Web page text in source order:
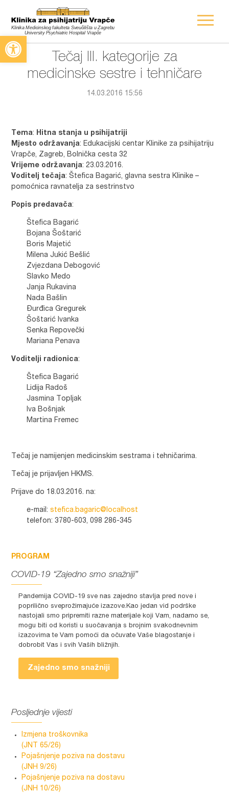
Open toolbar
Tečaj III. kategorije za
medicinske sestre i tehničare
14.03.2016 15:56
Tema: Hitna stanja u psihijatriji
Mjesto održavanja: Edukacijski centar Klinike za psihijatriju
Vrapče, Zagreb, Bolnička cesta 32
Vrijeme održavanja: 23.03.2016.
Voditelj tečaja: Štefica Bagarić, glavna sestra Klinike –
pomoćnica ravnatelja za sestrinstvo
Popis predavača:
Štefica Bagarić
Bojana Šoštarić
Boris Majetić
Milena Jukić Bešlić
Zvjezdana Debogović
Slavko Medo
Janja Rukavina
Nada Bašlin
Đurđica Gregurek
Šoštarić Ivanka
Senka Repovečki
Mariana Penava
Voditelji radionica:
Štefica Bagarić
Lidija Radoš
Jasmina Topljak
Iva Bošnjak
Martina Fremec
Tečaj je namijenjen medicinskim sestrama i tehničarima.
Tečaj je prijavljen HKMS.
Prijave do 18.03.2016. na:
e-mail:stefica.bagaric@localhost
telefon: 3780-603, 098 286-345
PROGRAM
COVID-19 “Zajedno smo snažniji”
Pandemija COVID-19 sve nas zajedno stavlja pred nove i
poprilično sveprožimajuće izazove.Kao jedan vid podrške
nastojali smo pripremiti razne materijale koji Vam, nadamo se,
mogu biti od koristi u suočavanja s brojnim svakodnevnim
izazovima te Vam pomoći da očuvate Vaše blagostanje i
dobrobit Vas i svih Vaših bližnjih.
Zajedno smo snažniji
Posljednje vijesti
Izmjena troškovnika
(JNT 65/26)
Pojašnjenje poziva na dostavu
(JNH 9/26)
Pojašnjenje poziva na dostavu
(JNH 10/26)